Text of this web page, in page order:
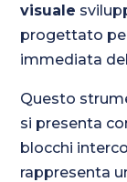
visuale
progettato
immediata
Questo
si presenta
blocchi
rappresenta